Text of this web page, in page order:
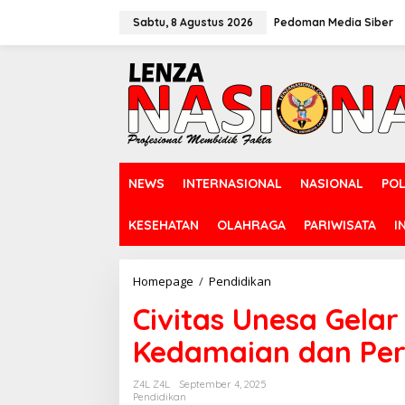
Sabtu, 8 Agustus 2026 Pedoman Media Siber
NEWS INTERNASIONAL NASIONAL
KESEHATAN OLAHRAGA PARIWISATA
Homepage / Pendidikan
v
i
a
Civitas Unesa
Kedamaian dan
Z4L Z4L
September 4, 2025
Pendidikan